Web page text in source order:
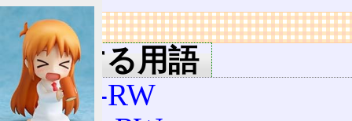
リンク
関連する用語
DVD-RW